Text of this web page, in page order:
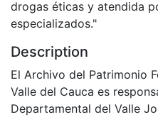
drogas éticas y atendida
especializados."
Description
El Archivo del Patrimonio
Valle del Cauca es
Departamental del Valle